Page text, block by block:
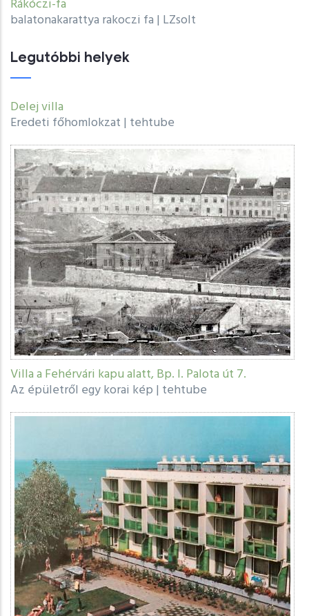
Legutóbbi helyek
Delej villa
Eredeti főhomlokzat | tehtube
Villa a Fehérvári kapu alatt, Bp. I. Palota út 7.
Az épületről egy korai kép | tehtube